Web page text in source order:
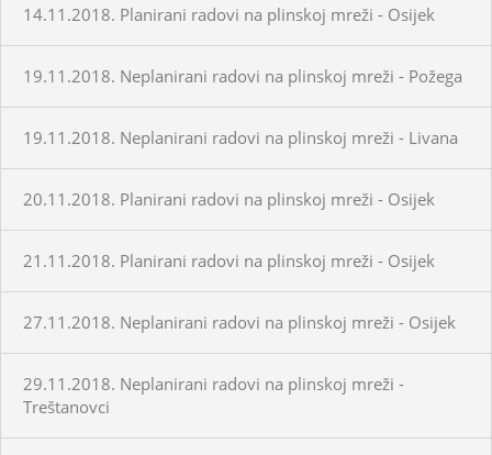
14.11.2018. Planirani radovi na plinskoj mreži - Osijek
19.11.2018. Neplanirani radovi na plinskoj mreži - Požega
19.11.2018. Neplanirani radovi na plinskoj mreži - Livana
20.11.2018. Planirani radovi na plinskoj mreži - Osijek
21.11.2018. Planirani radovi na plinskoj mreži - Osijek
27.11.2018. Neplanirani radovi na plinskoj mreži - Osijek
29.11.2018. Neplanirani radovi na plinskoj mreži -
Treštanovci